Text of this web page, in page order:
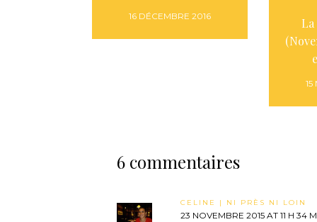
16 DÉCEMBRE 2016
15
6 commentaires
CELINE | NI PRÈS NI LOIN
23 NOVEMBRE 2015 AT 11 H 34